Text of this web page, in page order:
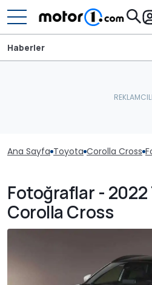
Haberler
Ana Sayfa Toyota Corolla Cross
Fotoğraflar - 2022
Corolla Cross